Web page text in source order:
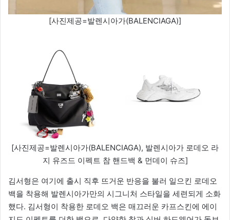
[사진제공=발렌시아가(BALENCIAGA)]
[사진제공=발렌시아가(BALENCIAGA), 발렌시아가 로데오 라
지 유즈드 이펙트 참 핸드백 & 먼데이 슈즈]
김서형은 여기에 출시 직후 뜨거운 반응을 불러 일으킨 로데오
백을 착용해 발렌시아가만의 시그니처 스타일을 세련되게 소화
했다. 김서형이 착용한 로데오 백은 매끄러운 카프스킨에 에이